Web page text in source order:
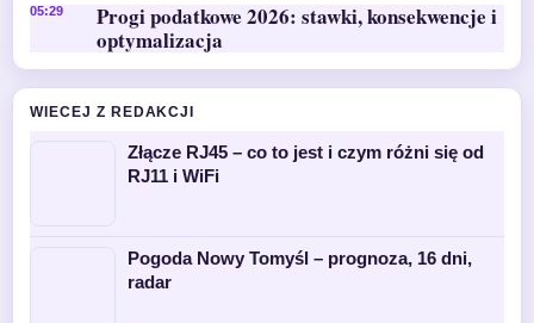
05:29
Progi podatkowe 2026: stawki, konsekwencje i
optymalizacja
WIECEJ Z REDAKCJI
Złącze RJ45 – co to jest i czym różni się od
RJ11 i WiFi
Pogoda Nowy Tomyśl – prognoza, 16 dni,
radar